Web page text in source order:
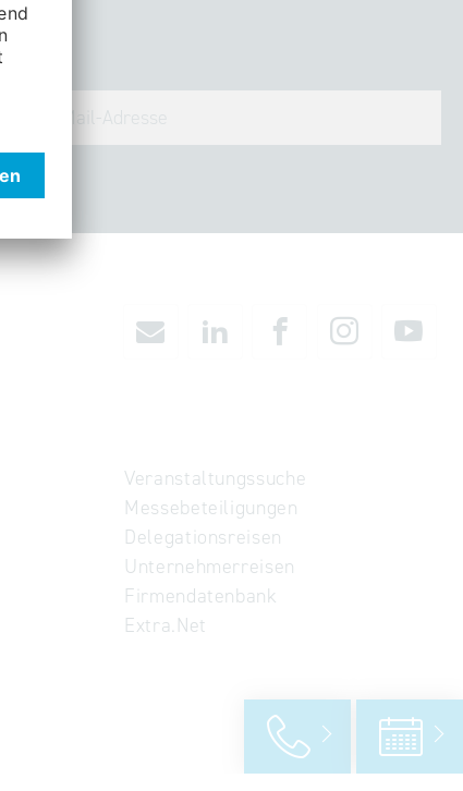
Veranstaltungssuche
Messebeteiligungen
Delegationsreisen
Unternehmerreisen
Firmendatenbank
Extra.Net